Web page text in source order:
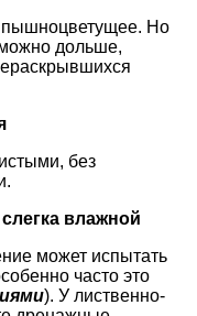
пышноцветущее. Но
дольше,
без
влажной
может испытать
часто это
). У лиственно-